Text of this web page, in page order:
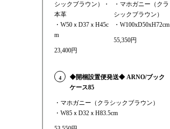
シックブラウン）・
本革
・W50ｘD37ｘH45c
m
23,400円
・マホガニー（クラ
シックブラウン）
・W100xD50xH72cm
55,350円
4
◆開梱設置便発送◆ ARNO/ブック
ケース85
・マホガニー（クラシックブラウン）
・W85ｘD32ｘH83.5cm